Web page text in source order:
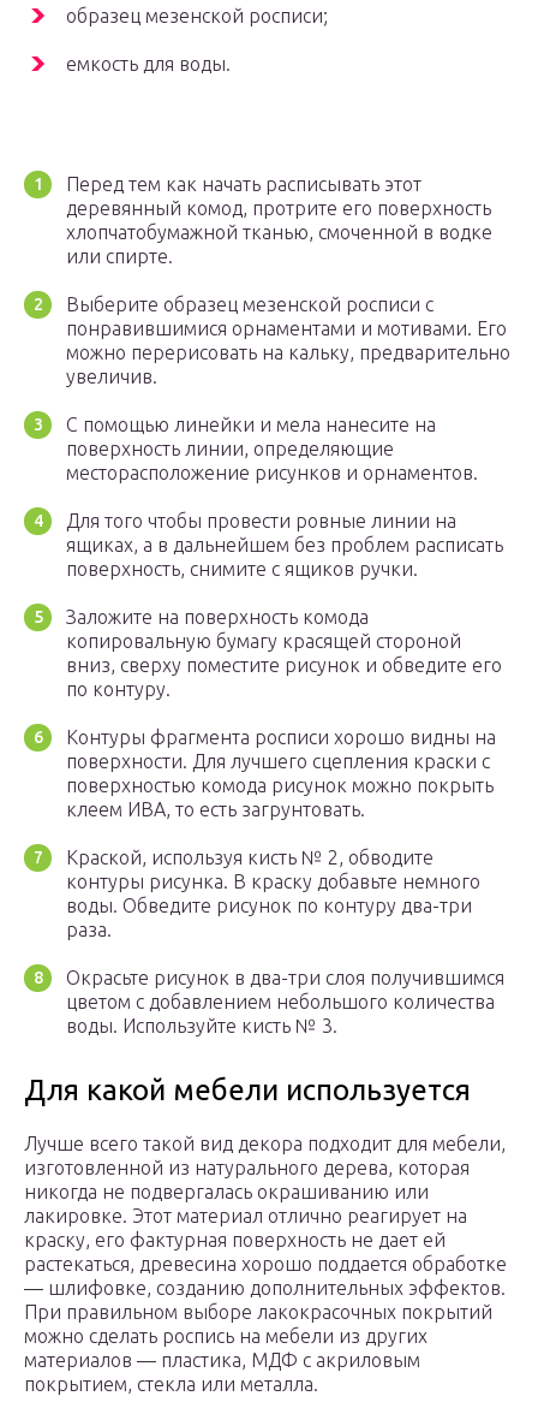
образец мезенской росписи;
емкость для воды.
Перед тем как начать расписывать этот
деревянный комод, протрите его поверхность
хлопчатобумажной тканью, смоченной в водке
или спирте.
Выберите образец мезенской росписи с
понравившимися орнаментами и мотивами. Его
можно перерисовать на кальку, предварительно
увеличив.
С помощью линейки и мела нанесите на
поверхность линии, определяющие
месторасположение рисунков и орнаментов.
Для того чтобы провести ровные линии на
ящиках, а в дальнейшем без проблем расписать
поверхность, снимите с ящиков ручки.
Заложите на поверхность комода
копировальную бумагу красящей стороной
вниз, сверху поместите рисунок и обведите его
по контуру.
Контуры фрагмента росписи хорошо видны на
поверхности. Для лучшего сцепления краски с
поверхностью комода рисунок можно покрыть
клеем ИВА, то есть загрунтовать.
Краской, используя кисть № 2, обводите
контуры рисунка. В краску добавьте немного
воды. Обведите рисунок по контуру два-три
раза.
Окрасьте рисунок в два-три слоя получившимся
цветом с добавлением небольшого количества
воды. Используйте кисть № 3.
Для какой мебели используется
Лучше всего такой вид декора подходит для мебели,
изготовленной из натурального дерева, которая
никогда не подвергалась окрашиванию или
лакировке. Этот материал отлично реагирует на
краску, его фактурная поверхность не дает ей
растекаться, древесина хорошо поддается обработке
— шлифовке, созданию дополнительных эффектов.
При правильном выборе лакокрасочных покрытий
можно сделать роспись на мебели из других
материалов — пластика, МДФ с акриловым
покрытием, стекла или металла.